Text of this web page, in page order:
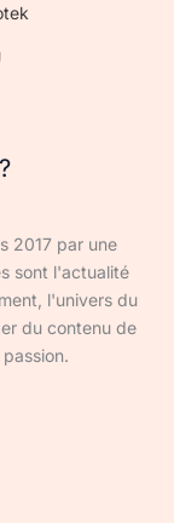
2017 par une
sont l'actualité
l'univers du
du contenu de